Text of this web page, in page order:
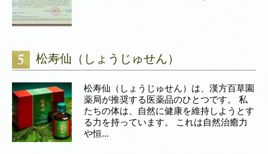
松寿仙（しょうじゅせん）
松寿仙（しょうじゅせん）は、漢方百草園
薬局が推奨する医薬品のひとつです。 私
たちの体は、自然に健康を維持しようとす
る力を持っています。 これは自然治癒力
や恒...